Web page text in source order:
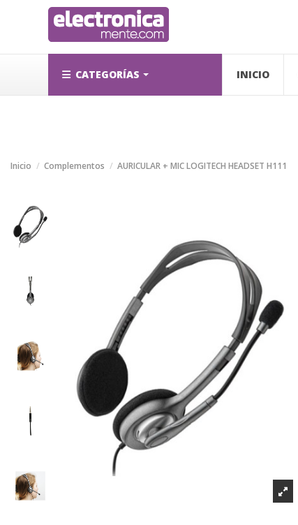
CATEGORÍAS INICIO
Inicio Complementos AURICULAR + MIC LOGITECH HEADSET H111